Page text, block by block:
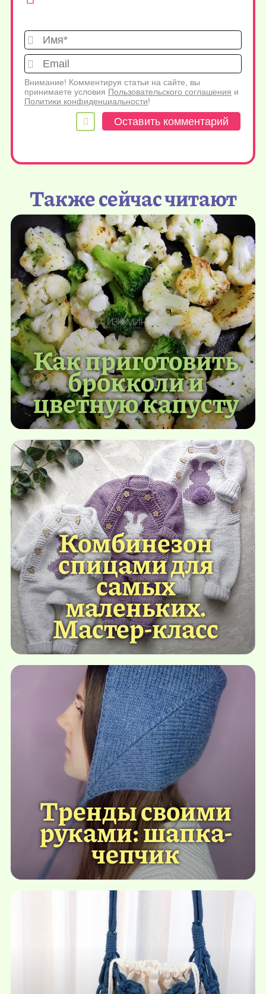
Имя*
Внимание! Комментируя статьи на сайте, вы
принимаете условия Пользовательского соглашения и
Политики конфиденциальности!
Также сейчас читают
Как приготовить
брокколи и
цветную капусту
Комбинезон
спицами для
самых
маленьких.
Мастер-класс
Тренды своими
руками: шапка-
чепчик